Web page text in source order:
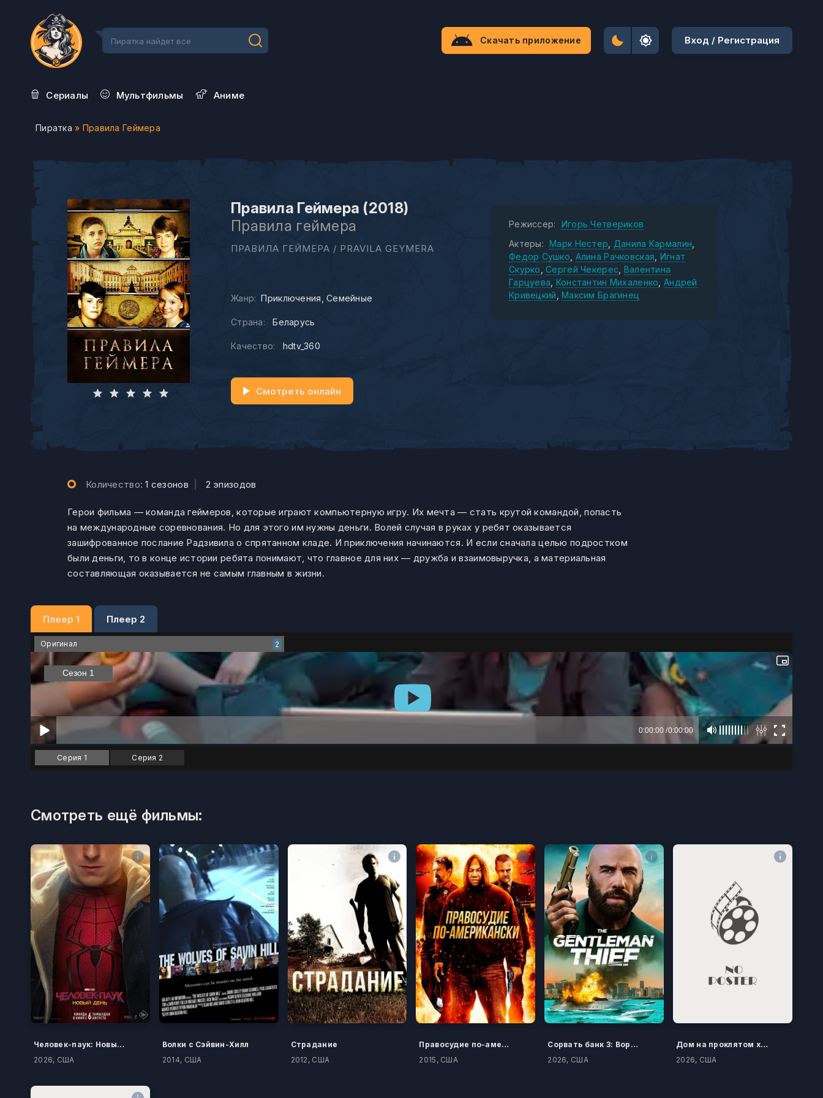
Скачать приложение Вход / Регистрация
Сериалы Мультфильмы Aниме
Пиратка » Правила Геймера
Правила Геймера (2018)
Правила геймера
ПРАВИЛА ГЕЙМЕРА / PRAVILA GEYMERA
Жанр: Приключения Семейные
Страна: Беларусь
Качество: hdtv_360
Смотреть онлайн
Режиссер:
Игорь Четвериков
Актеры:
Марк Нестер
Данила Кармалин
Федор Сушко Алина Рачковская Игнат
Скурко
Сергей Чекерес Валентина
Гарцуева Константин Михаленко Андрей
Кривецкий Максим Брагинец
Количество:1 сезонов 2 эпизодов
Герои фильма — команда геймеров, которые играют компьютерную игру. Их мечта — стать крутой командой, попасть
на международные соревнования. Но для этого им нужны деньги. Волей случая в руках у ребят оказывается
зашифрованное послание Радзивила о спрятанном кладе. И приключения начинаются. И если сначала целью подростком
были деньги, то в конце истории ребята понимают, что главное для них — дружба и взаимовыручка, а материальная
составляющая оказывается не самым главным в жизни.
Плеер 1 Плеер 2
Оригинал 2
Серия 1 Серия 2
Смотреть ещё фильмы:
Человек-паук: Новый день
2026, США
Волки с Сэйвин-Хилл
2014, США
Страдание
2012, США
Правосудие по-американски
2015, США
Сорвать банк 3: Вор-джентльмен
2026, США
Дом на проклятом холме
2026, США